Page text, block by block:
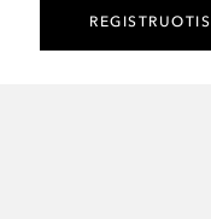
REGISTRUOTIS